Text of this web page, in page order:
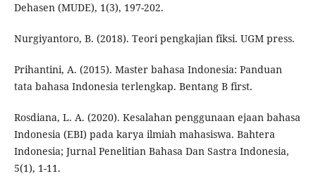
Dehasen (MUDE), 1(3), 197-202.
Nurgiyantoro, B. (2018). Teori pengkajian fiksi. UGM press.
Prihantini, A. (2015). Master bahasa Indonesia: Panduan
tata bahasa Indonesia terlengkap. Bentang B first.
Rosdiana, L. A. (2020). Kesalahan penggunaan ejaan bahasa
Indonesia (EBI) pada karya ilmiah mahasiswa. Bahtera
Indonesia; Jurnal Penelitian Bahasa Dan Sastra Indonesia,
5(1), 1-11.